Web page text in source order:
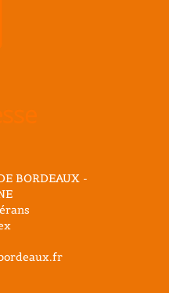
BORDEAUX -